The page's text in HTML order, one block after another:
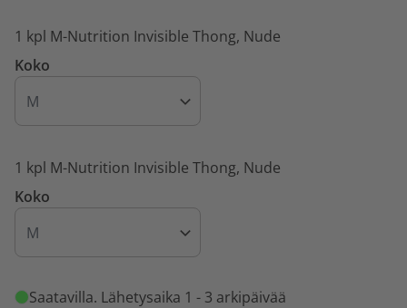
1 kpl M-Nutrition Invisible Thong, Nude
Koko
1 kpl M-Nutrition Invisible Thong, Nude
Koko
Saatavilla. Lähetysaika 1 - 3 arkipäivää